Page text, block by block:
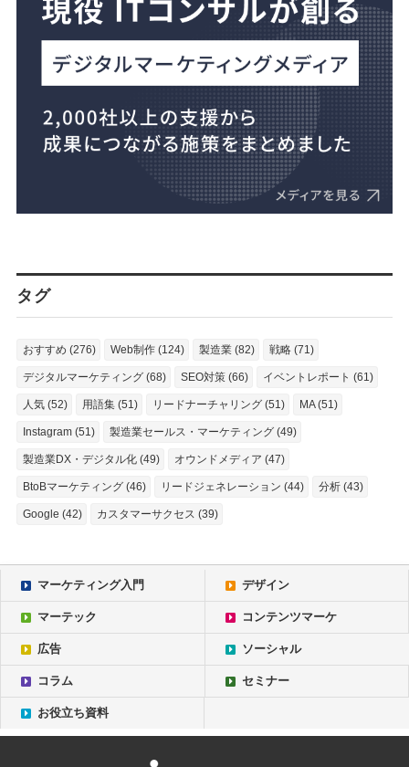
タグ
おすすめ (276) Web制作 (124) 製造業 (82) 戦略 (71)
デジタルマーケティング (68) SEO対策 (66) イベントレポート (61)
人気 (52) 用語集 (51) リードナーチャリング (51) MA (51)
Instagram (51) 製造業セールス・マーケティング (49)
製造業DX・デジタル化 (49) オウンドメディア (47)
BtoBマーケティング (46) リードジェネレーション (44) 分析 (43)
Google (42) カスタマーサクセス (39)
マーケティング入門 デザイン
マーテック コンテンツマーケ
広告 ソーシャル
コラム セミナー
お役立ち資料